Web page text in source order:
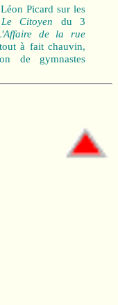
Picard sur les
Le Citoyen du 3
de la rue
à fait chauvin,
de gymnastes